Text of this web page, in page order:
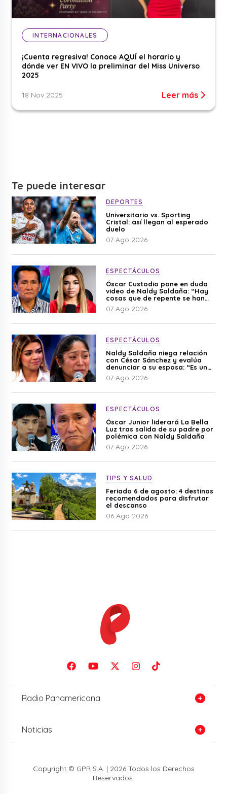
INTERNACIONALES
¡Cuenta regresiva! Conoce AQUÍ el horario y
dónde ver EN VIVO la preliminar del Miss Universo
2025
18 Nov 2025 Leer más
Te puede interesar
DEPORTES
Universitario vs. Sporting
Cristal: así llegan al esperado
duelo
07 Ago 2026
ESPECTÁCULOS
Óscar Custodio pone en duda
video de Naldy Saldaña: “Hay
cosas que de repente se han
editado”
07 Ago 2026
ESPECTÁCULOS
Naldy Saldaña niega relación
con César Sánchez y evalúa
denunciar a su esposa: “Es una
difamación”
07 Ago 2026
ESPECTÁCULOS
Óscar Junior liderará La Bella
Luz tras salida de su padre por
polémica con Naldy Saldaña
07 Ago 2026
TIPS Y SALUD
Feriado 6 de agosto: 4 destinos
recomendados para disfrutar
el descanso
06 Ago 2026
Radio Panamericana
Noticias
Copyright © GPR S.A. | 2026 Todos los Derechos
Reservados.